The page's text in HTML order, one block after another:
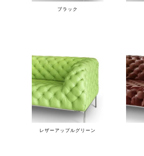
ブラック
レザーアップルグリーン